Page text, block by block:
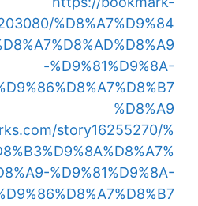
%D8%A7%D9%84
-%D9%81%D9%8A-
%D8%A9
story16255270/%
%D9%81%D9%8A-